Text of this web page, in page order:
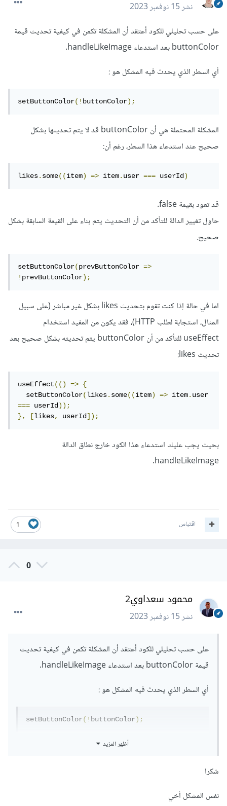
نشر15 نوفمبر 2023
على حسب تحليلي للكود أعتقد أن المشكلة تكمن في كيفية تحديث قيمة
buttonColor بعد استدعاء handleLikeImage.
أي السطر الذي يحدث فيه المشكل هو
setButtonColor(!buttonColor);
المشكلة المحتملة هي أن buttonColor قد لا يتم تحديثها بشكل
صحيح عند استدعاء هذا السطر، رغم أن:
likes.some((item) => item.user === userId)
قد تعود بقيمة false.
حاول تغيير الدالة للتأكد من أن التحديث يتم بناء على القيمة السابقة بشكل
صحيح.
setButtonColor(prevButtonColor =>
!prevButtonColor);
اما في حالة إذا كنت تقوم بتحديث likes بشكل غير مباشر (على سبيل
المثال، استجابة لطلب HTTP)، فقد يكون من المفيد استخدام
useEffect للتأكد من أن buttonColor يتم تحديثه بشكل صحيح بعد
تحديث likes:
useEffect(() =>
{
  setButtonColor
(likes.some((item) => item.
=== userId));
},
[likes, userId]);
بحيث يجب عليك استدعاء هذا الكود خارج نطاق الدالة
handleLikeImage.
1 اقتباس
0
محمود سعداوي2
نشر15 نوفمبر 2023
على حسب تحليلي للكود أعتقد أن المشكلة تكمن في كيفية تحديث
قيمة buttonColor بعد استدعاء handleLikeImage.
أي السطر الذي يحدث فيه المشكل هو
setButtonColor(!buttonColor);
أظهر المزيد
شكرا
نفس المشكل أخي